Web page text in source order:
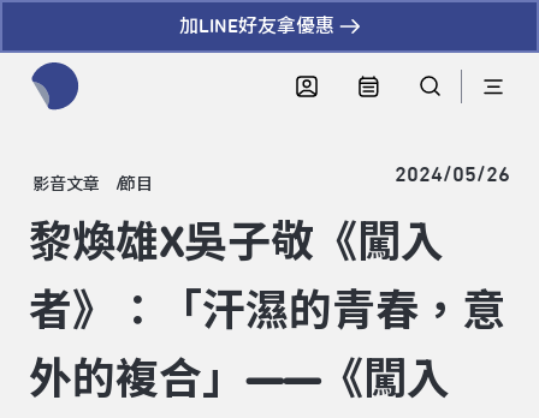
加LINE好友拿優惠
影音文章 節目 2024/05/26
黎煥雄X吳子敬《闖入
者》：「汗濕的青春，意
外的複合」——《闖入